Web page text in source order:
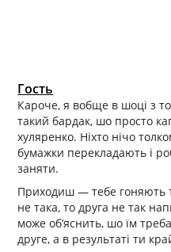
Гость
Кароче, я вобще в шоці з
такий бардак, шо просто
хуляренко. Ніхто нічо
бумажки перекладають і
заняти.
Приходиш — тебе гоняють
не така, то друга не так
може об’яснить, шо їм
друге, а в результаті ти